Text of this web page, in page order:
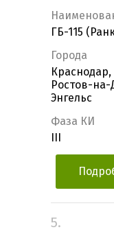
ГБ-115
Города
Ростов-на-
Энгельс
Фаза КИ
5.